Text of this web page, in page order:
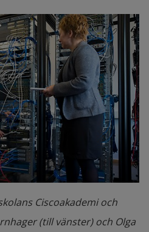
Ciscoakademi och
(till vänster) och Olga